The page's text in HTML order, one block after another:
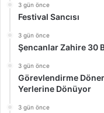
3 gün önce
Festival Sancısı
3 gün önce
Şencanlar Zahire 30
3 gün önce
Görevlendirme
Yerlerine Dönüyor
3 gün önce